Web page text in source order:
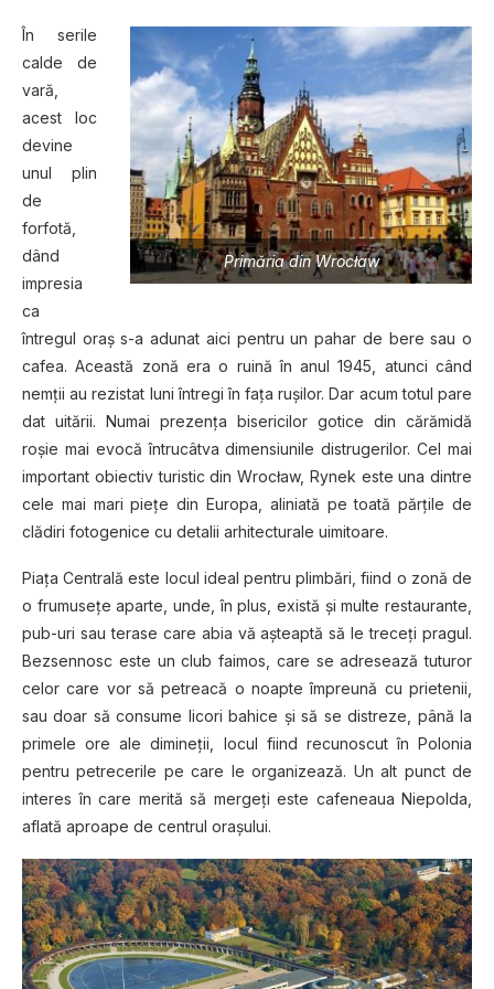
Primăria din Wrocław
În serile
calde de
vară,
acest loc
devine
unul plin
de
forfotă,
dând
impresia
ca
întregul oraş s-a adunat aici pentru un pahar de bere sau o
cafea. Această zonă era o ruină în anul 1945, atunci când
nemţii au rezistat luni întregi în faţa ruşilor. Dar acum totul pare
dat uitării. Numai prezenţa bisericilor gotice din cărămidă
roşie mai evocă întrucâtva dimensiunile distrugerilor. Cel mai
important obiectiv turistic din Wrocław, Rynek este una dintre
cele mai mari pieţe din Europa, aliniată pe toată părţile de
clădiri fotogenice cu detalii arhitecturale uimitoare.
Piaţa Centrală este locul ideal pentru plimbări, fiind o zonă de
o frumuseţe aparte, unde, în plus, există şi multe restaurante,
pub-uri sau terase care abia vă aşteaptă să le treceţi pragul.
Bezsennosc este un club faimos, care se adresează tuturor
celor care vor să petreacă o noapte împreună cu prietenii,
sau doar să consume licori bahice şi să se distreze, până la
primele ore ale dimineţii, locul fiind recunoscut în Polonia
pentru petrecerile pe care le organizează. Un alt punct de
interes în care merită să mergeţi este cafeneaua Niepolda,
aflată aproape de centrul oraşului.